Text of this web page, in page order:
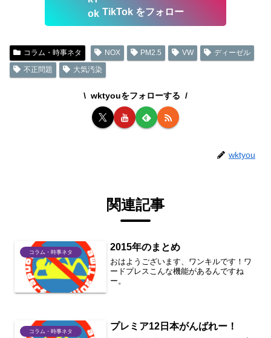
TikTok をフォロー
コラム・時事ネタ NOX PM2.5 VW
ディーゼル
不正問題
大気汚染
wktyouをフォローする
wktyou
関連記事
コラム・時事ネタ 2015年のまとめ
おはようございます、ワンキルです！ワ
ードプレスこんな機能があるんですね
ー。
コラム・時事ネタ プレミア12日本がんばれー！